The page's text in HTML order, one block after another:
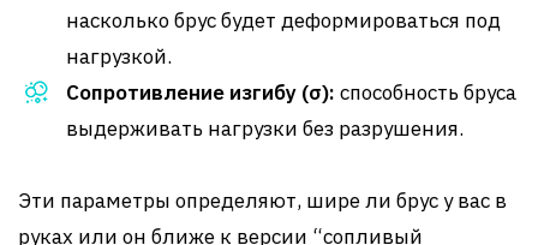
насколько брус будет деформироваться под
нагрузкой.
Сопротивление изгибу (σ): способность бруса
выдерживать нагрузки без разрушения.
Эти параметры определяют, шире ли брус у вас в
руках или он ближе к версии “сопливый